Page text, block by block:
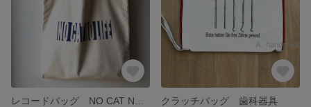
クラッチバッグ 歯科器具